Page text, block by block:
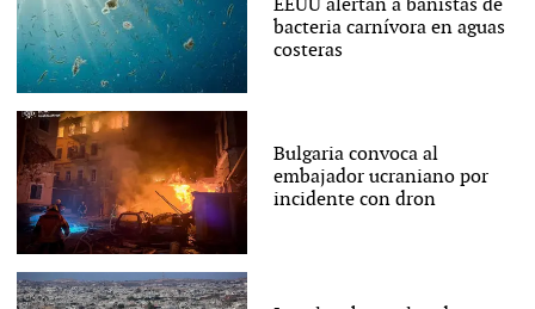
EEUU alertan a bañistas de
bacteria carnívora en aguas
costeras
Bulgaria convoca al
embajador ucraniano por
incidente con dron